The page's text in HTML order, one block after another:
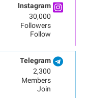
Instagram
30,000
Followers
Follow
Telegram
2,300
Members
Join